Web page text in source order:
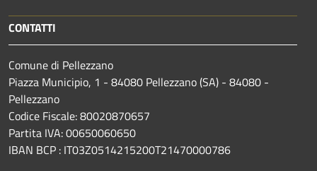
CONTATTI
Comune di Pellezzano
Piazza Municipio, 1 - 84080 Pellezzano (SA) - 84080 -
Pellezzano
Codice Fiscale: 80020870657
Partita IVA: 00650060650
IBAN BCP : IT03Z0514215200T21470000786